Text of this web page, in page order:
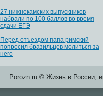
27 нижнекамских выпускников
набрали по 100 баллов во время
сдачи ЕГЭ
Перед отъездом папа римский
попросил бразильцев молиться за
него
Porozn.ru © Жизнь в России,